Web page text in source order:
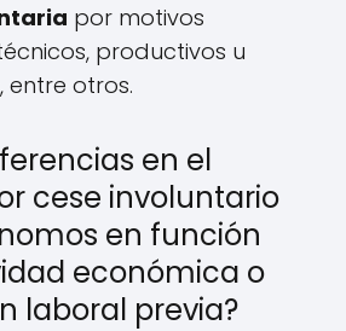
por motivos
productivos u
entre otros.
en el
cese involuntario
en función
económica o
laboral previa?